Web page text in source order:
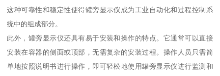
这种可靠性和稳定性使得罐旁显示仪成为工业自动化和过程控制系
统中的组成部分。
此外，罐旁显示仪还具有易于安装和操作的特点。它通常可以直接
安装在容器的侧面或顶部，无需复杂的安装过程。操作人员只需简
单地按照说明书进行操作，即可轻松地使用罐旁显示仪进行监测和